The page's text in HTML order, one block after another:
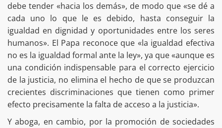
debe tender «hacia los demás», de modo que «se dé a
cada uno lo que le es debido, hasta conseguir la
igualdad en dignidad y oportunidades entre los seres
humanos». El Papa reconoce que «la igualdad efectiva
no es la igualdad formal ante la ley», ya que «aunque es
una condición indispensable para el correcto ejercicio
de la justicia, no elimina el hecho de que se produzcan
crecientes discriminaciones que tienen como primer
efecto precisamente la falta de acceso a la justicia».
Y aboga, en cambio, por la promoción de sociedades